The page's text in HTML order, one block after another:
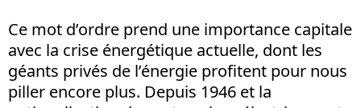
Ce mot d’ordre prend une importance capitale
avec la crise énergétique actuelle, dont les
géants privés de l’énergie profitent pour nous
piller encore plus. Depuis 1946 et la